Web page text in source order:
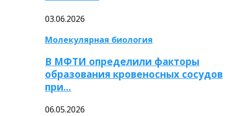
03.06.2026
Молекулярная биология
В МФТИ определили факторы
образования кровеносных сосудов
при…
06.05.2026